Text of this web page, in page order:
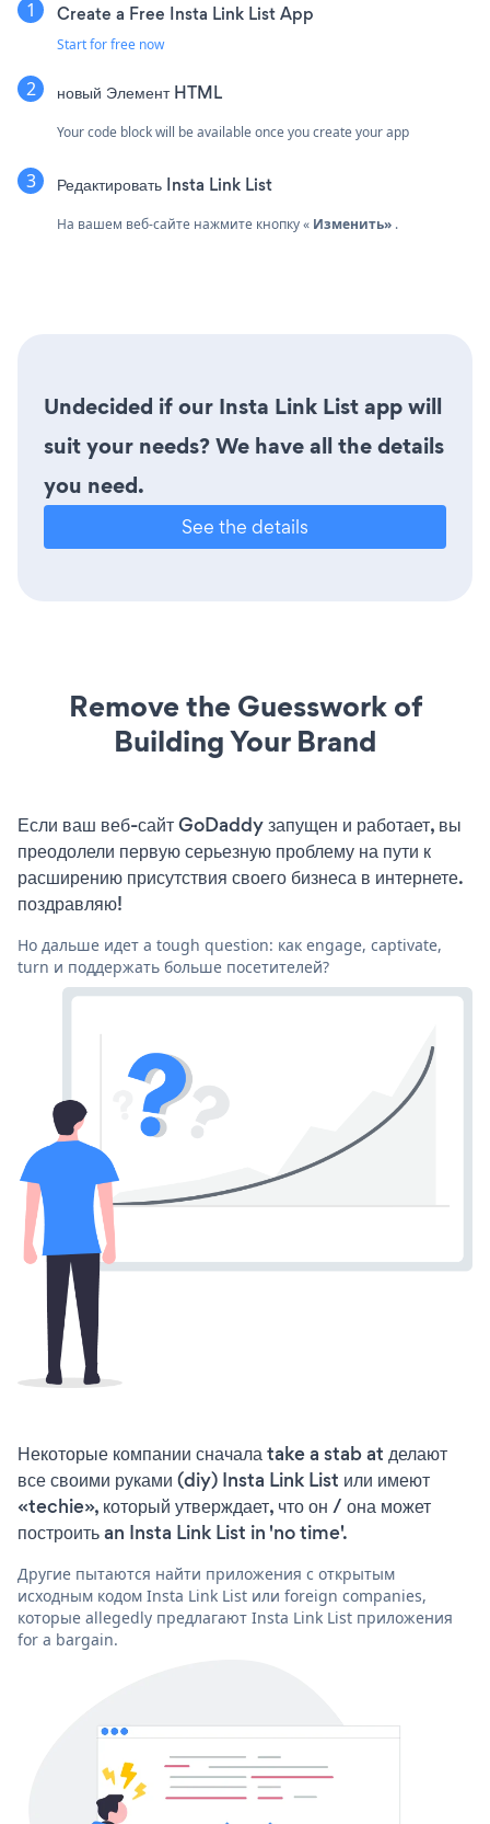
Create a Free Insta Link List App
Start for free now
новый Элемент HTML
Your code block will be available once you create your app
Редактировать Insta Link List
На вашем веб-сайте нажмите кнопку « Изменить» .
Undecided if our Insta Link List app will
suit your needs? We have all the details
you need.
See the details
Remove the Guesswork of
Building Your Brand
Если ваш веб-сайт GoDaddy запущен и работает, вы
преодолели первую серьезную проблему на пути к
расширению присутствия своего бизнеса в интернете.
поздравляю!
Но дальше идет a tough question: как engage, captivate,
turn и поддержать больше посетителей?
Некоторые компании сначала take a stab at делают
все своими руками (diy) Insta Link List или имеют
«techie», который утверждает, что он / она может
построить an Insta Link List in 'no time'.
Другие пытаются найти приложения с открытым
исходным кодом Insta Link List или foreign companies,
которые allegedly предлагают Insta Link List приложения
for a bargain.